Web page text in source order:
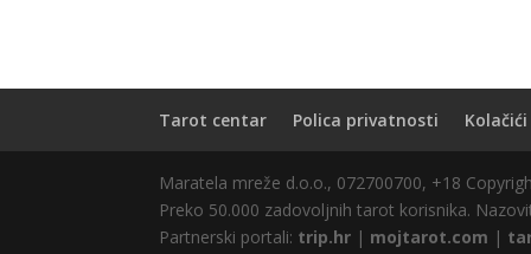
Tarot centar Polica privatnosti Kolačići
Maratela mreže d.o.o., 072700700, +18
Preko 50.000 zadovoljnih tarot korisnika.
Partnerski portali: trip.hr | mojtarot.com |